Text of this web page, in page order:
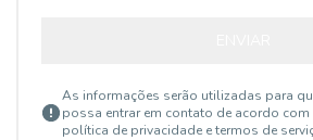
As informações serão utilizadas para
possa entrar em contato de acordo com
política de privacidade e termos de